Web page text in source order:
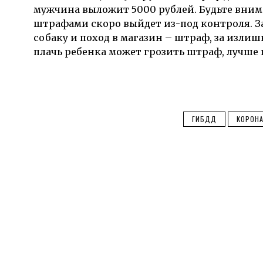
мужчина выложит 5000 рублей. Будьте
штрафами скоро выйдет из-под контроля.
собаку и поход в магазин – штраф, за
плачь ребенка может грозить штраф, лучше
ГИБДД